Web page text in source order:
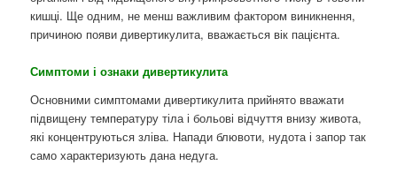
кишці. Ще одним, не менш важливим фактором виникнення,
причиною появи дивертикулита, вважається вік пацієнта.
Симптоми і ознаки дивертикулита
Основними симптомами дивертикулита прийнято вважати
підвищену температуру тіла і больові відчуття внизу живота,
які концентруються зліва. Напади блювоти, нудота і запор так
само характеризують дана недуга.